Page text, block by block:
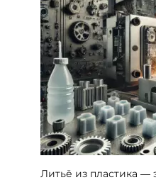
Литьё из пластика —